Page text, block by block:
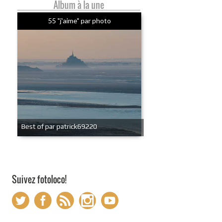
Album à la une
55 "j'aime" par photo
Best of par patrick69220
Suivez fotoloco!